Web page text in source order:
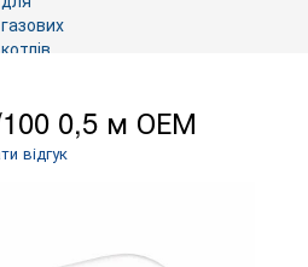
0,5 м ОЕМ
відгук